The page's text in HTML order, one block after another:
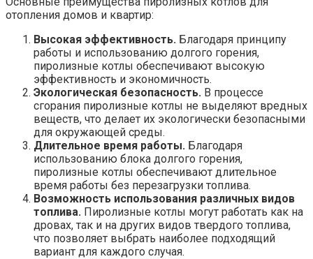
отопления домов и квартир:
Высокая эффективность. Благодаря принципу
работы и использованию долгого горения,
пиролизные котлы обеспечивают высокую
эффективность и экономичность.
Экологическая безопасность. В процессе
сгорания пиролизные котлы не выделяют вредных
веществ, что делает их экологически безопасными
для окружающей среды.
Длительное время работы. Благодаря
использованию блока долгого горения,
пиролизные котлы обеспечивают длительное
время работы без перезагрузки топлива.
Возможность использования различных видов
топлива. Пиролизные котлы могут работать как на
дровах, так и на других видов твердого топлива,
что позволяет выбрать наиболее подходящий
вариант для каждого случая.